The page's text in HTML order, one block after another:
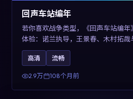
回声车站编年
若你喜欢战争类型，《回声车站编
体验：诺兰执导，王景春、木村拓哉
片2017年于澳大利亚上映，内容用喜
则的温和反讽，关键词包含高清流畅
转，适合检索「2017战争」「澳大
高清 流畅
2.9万 108个月前